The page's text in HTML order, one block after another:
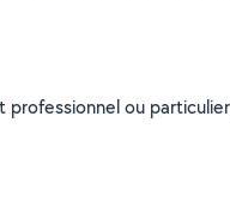
ou